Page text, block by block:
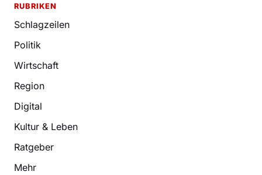
RUBRIKEN
Schlagzeilen
Politik
Wirtschaft
Region
Digital
Kultur & Leben
Ratgeber
Mehr